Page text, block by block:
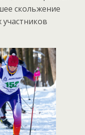
скольжение